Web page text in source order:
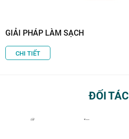
GIẢI PHÁP LÀM SẠCH
CHI TIẾT
ĐỐI TÁC